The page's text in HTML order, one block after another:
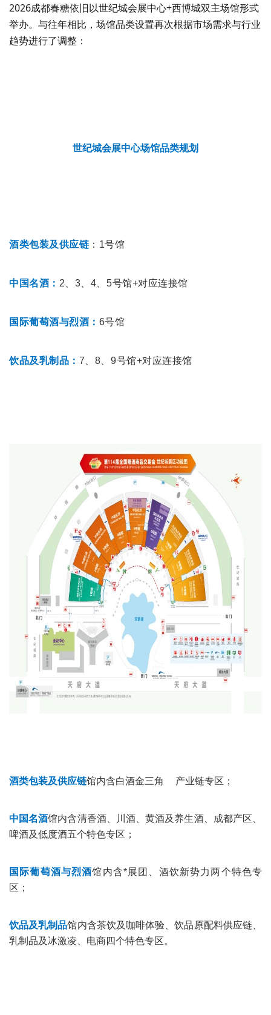
2026成都春糖依旧以世纪城会展中心+西博城双主场馆形式
举办。与往年相比，场馆品类设置再次根据市场需求与行业
趋势进行了调整：
世纪城会展中心场馆品类规划
酒类包装及供应链 ：1号馆
中国名酒： 2、3、4、5号馆+对应连接馆
国际葡萄酒与烈酒： 6号馆
饮品及乳制品： 7、8、9号馆+对应连接馆
酒类包装及供应链馆内含白酒金三角 产业链专区；
中国名酒馆内含清香酒、川酒、黄酒及养生酒、成都产区、
啤酒及低度酒五个特色专区；
国际葡萄酒与烈酒馆内含*展团、酒饮新势力两个特色专
区；
饮品及乳制品馆内含茶饮及咖啡体验、饮品原配料供应链、
乳制品及冰激凌、电商四个特色专区。